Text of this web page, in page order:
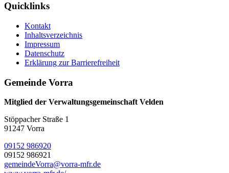
Quicklinks
Kontakt
Inhaltsverzeichnis
Impressum
Datenschutz
Erklärung zur Barrierefreiheit
Gemeinde Vorra
Mitglied der Verwaltungsgemeinschaft Velden
Stöppacher Straße 1
91247 Vorra
09152 986920
09152 986921
gemeindeVorra@vorra-mfr.de